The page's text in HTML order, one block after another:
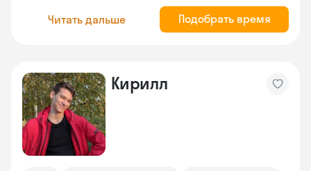
Читать дальше Подобрать время
Кирилл